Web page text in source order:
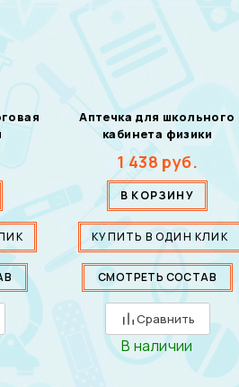
Аптечка для школьного
кабинета физики
1 438 руб.
В КОРЗИНУ
КУПИТЬ В ОДИН КЛИК
СМОТРЕТЬ СОСТАВ
Сравнить
В наличии